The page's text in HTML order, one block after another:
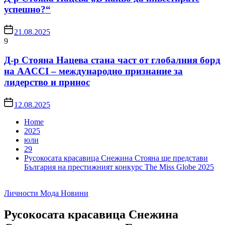
успешно?“
21.08.2025
9
Д-р Стояна Нацева стана част от глобалния борд
на AACCI – международно признание за
лидерство и принос
12.08.2025
Home
2025
юли
29
Русокосата красавица Снежина Стояна ще представи
България на престижният конкурс The Miss Globe 2025
Личности Мода Новини
Русокосата красавица Снежина